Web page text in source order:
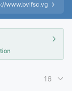
www.bvifsc.vg
16